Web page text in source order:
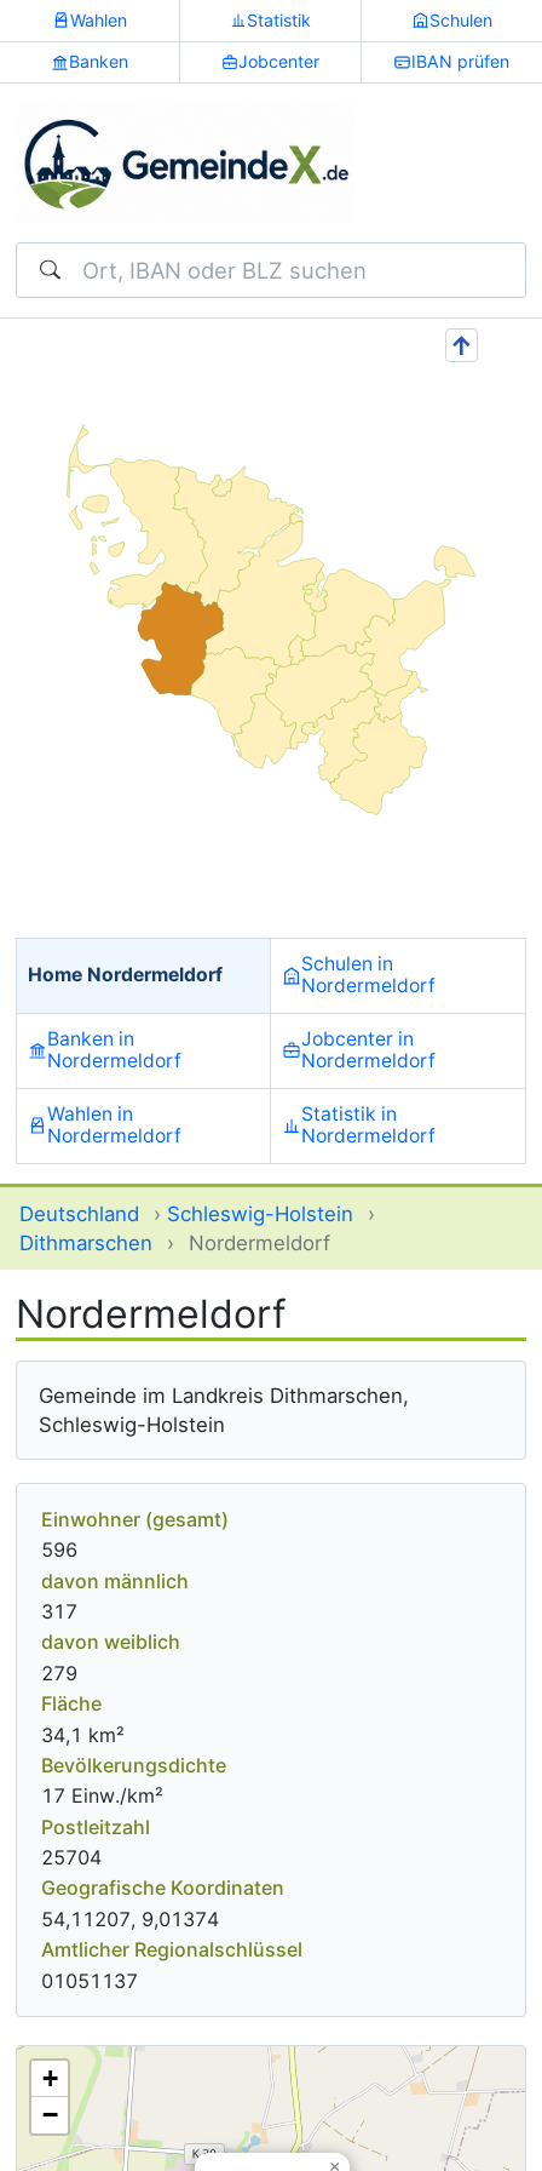
Wahlen Statistik Schulen
Banken Jobcenter IBAN prüfen
Suchen
↑
Home Nordermeldorf
Schulen in
Nordermeldorf
Banken in
Nordermeldorf
Jobcenter in
Nordermeldorf
Wahlen in
Nordermeldorf
Statistik in
Nordermeldorf
Deutschland › Schleswig-Holstein
›
Dithmarschen
› Nordermeldorf
Nordermeldorf
Gemeinde im Landkreis Dithmarschen,
Schleswig-Holstein
Einwohner (gesamt)
596
davon männlich
317
davon weiblich
279
Fläche
34,1 km²
Bevölkerungsdichte
17 Einw./km²
Postleitzahl
25704
Geografische Koordinaten
54,11207, 9,01374
Amtlicher Regionalschlüssel
01051137
×
+
−